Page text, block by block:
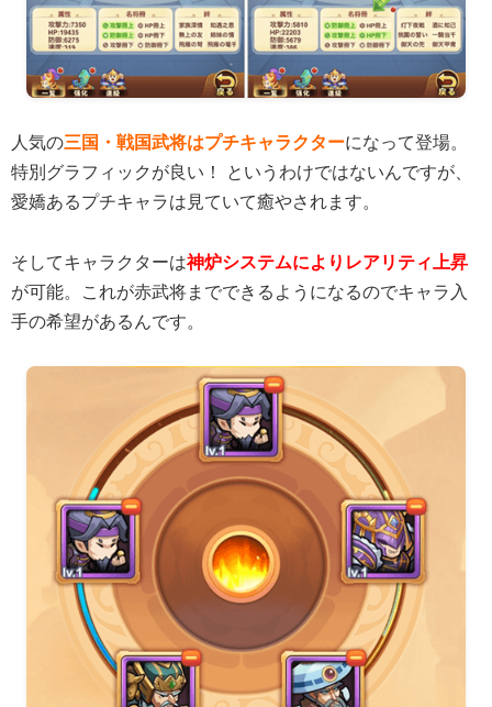
人気の三国・戦国武将はプチキャラクターになって登場。
特別グラフィックが良い！ というわけではないんですが、
愛嬌あるプチキャラは見ていて癒やされます。
そしてキャラクターは神炉システムによりレアリティ上昇
が可能。これが赤武将までできるようになるのでキャラ入
手の希望があるんです。